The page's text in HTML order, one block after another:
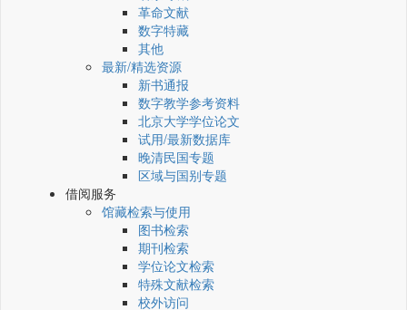
革命文献
数字特藏
其他
最新/精选资源
新书通报
数字教学参考资料
北京大学学位论文
试用/最新数据库
晚清民国专题
区域与国别专题
借阅服务
馆藏检索与使用
图书检索
期刊检索
学位论文检索
特殊文献检索
校外访问